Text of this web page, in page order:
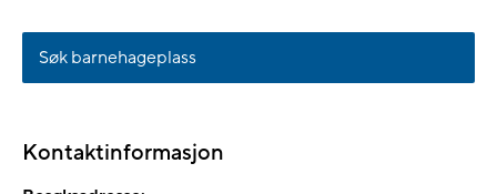
Søk barnehageplass
Kontaktinformasjon